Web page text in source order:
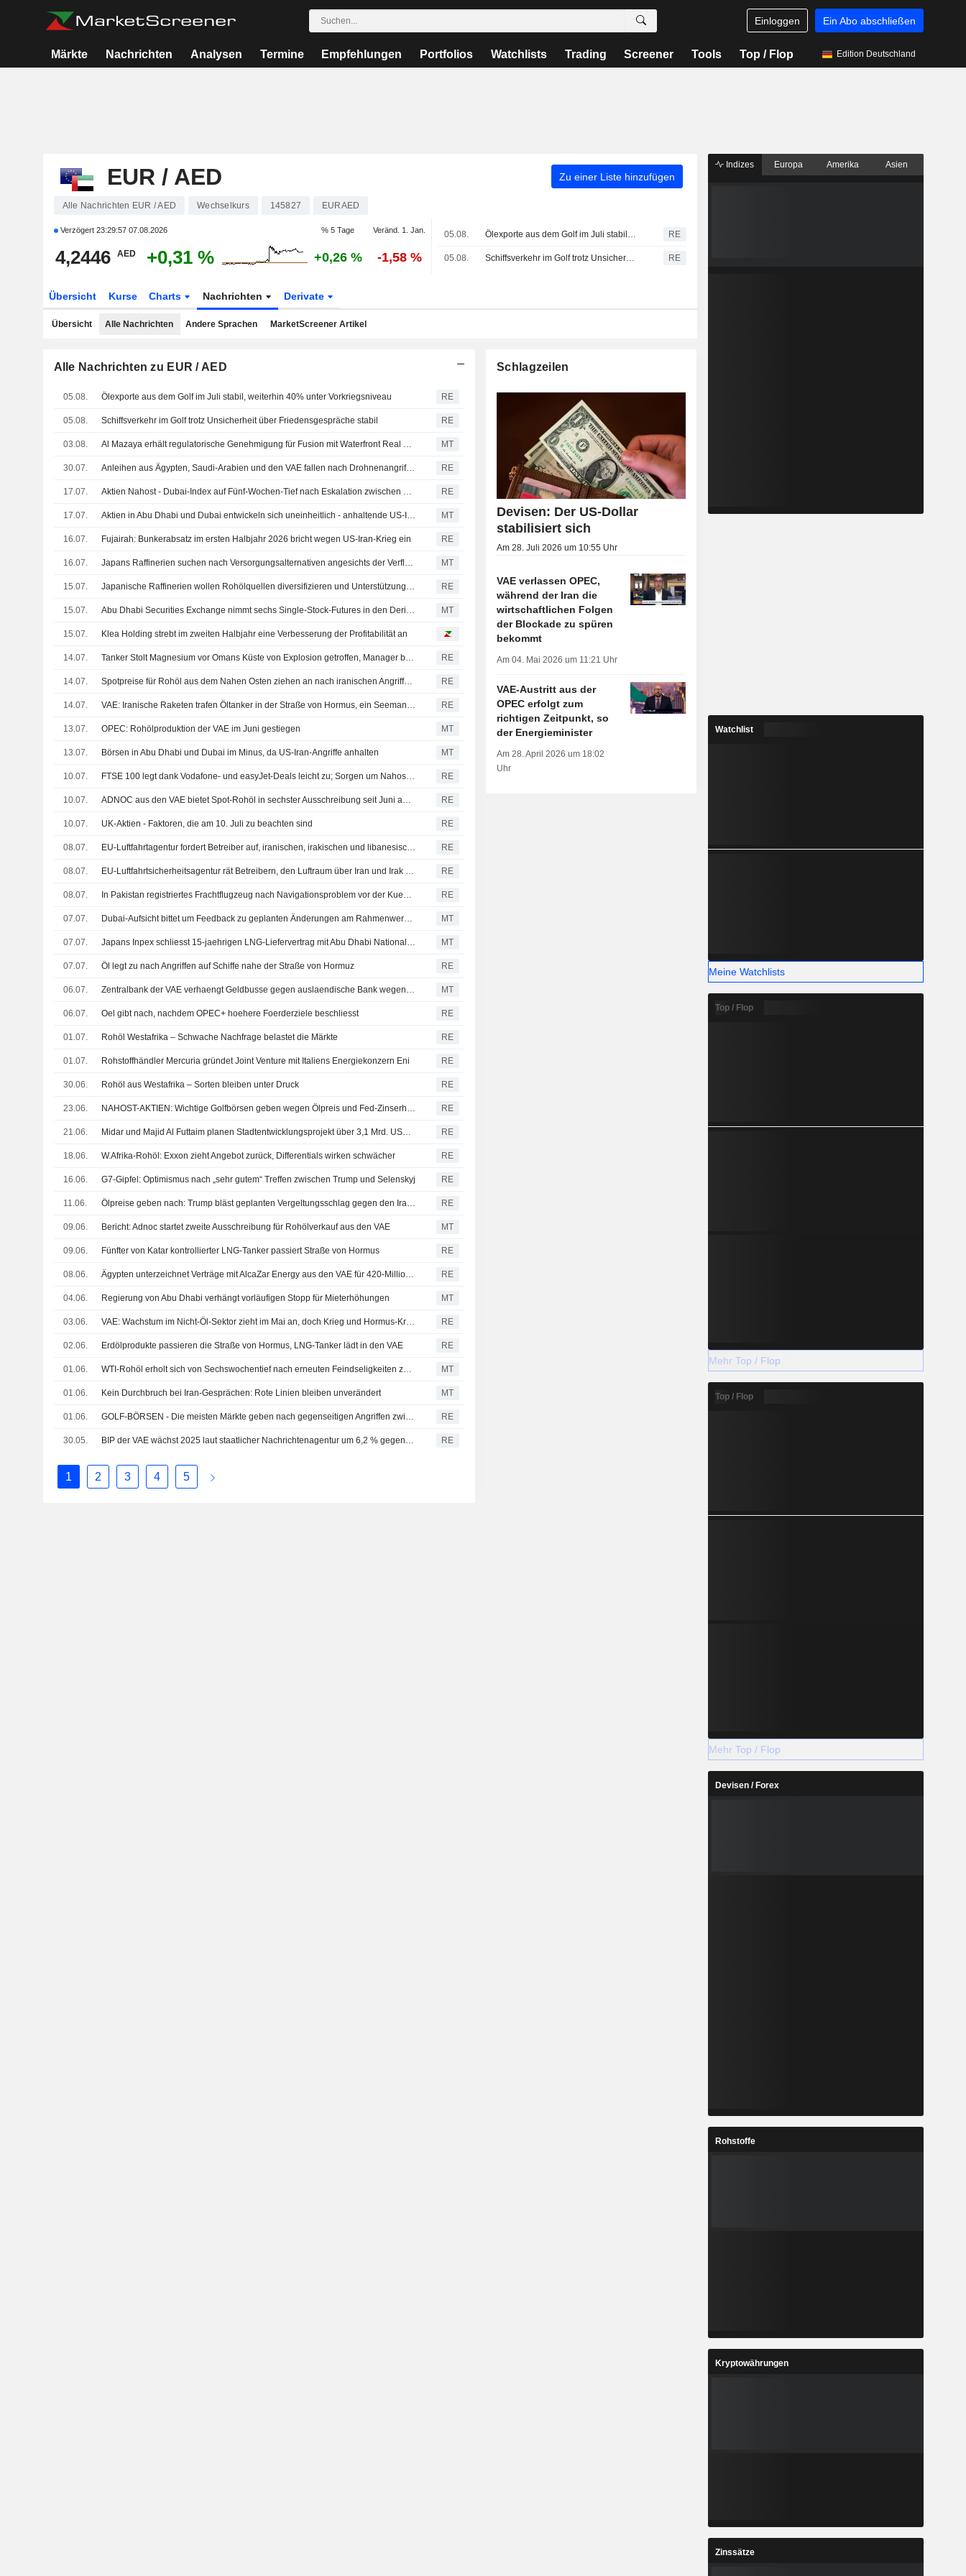
Einloggen Ein Abo abschließen
Märkte Nachrichten Analysen Termine Empfehlungen Portfolios Watchlists Trading Screener Tools Top / Flop Edition Deutschland
EUR / AED Zu einer Liste hinzufügen
Alle Nachrichten EUR / AED Wechselkurs 145827 EURAED
Verzögert 23:29:57 07.08.2026 % 5 Tage Veränd. 1. Jan.
4,2446 AED +0,31 % +0,26 % -1,58 %
05.08. Ölexporte aus dem Golf im Juli stabil, weiterhin 40% unter Vorkriegsniveau RE
05.08. Schiffsverkehr im Golf trotz Unsicherheit über Friedensgespräche stabil RE
Übersicht Kurse Charts Nachrichten Derivate
Übersicht Alle Nachrichten Andere Sprachen MarketScreener Artikel
Alle Nachrichten zu EUR / AED
05.08. Ölexporte aus dem Golf im Juli stabil, weiterhin 40% unter Vorkriegsniveau RE
05.08. Schiffsverkehr im Golf trotz Unsicherheit über Friedensgespräche stabil RE
03.08. Al Mazaya erhält regulatorische Genehmigung für Fusion mit Waterfront Real Estate MT
30.07. Anleihen aus Ägypten, Saudi-Arabien und den VAE fallen nach Drohnenangriff auf Gastanker im ägyptischen Hafen Damietta RE
17.07. Aktien Nahost - Dubai-Index auf Fünf-Wochen-Tief nach Eskalation zwischen USA und Iran RE
17.07. Aktien in Abu Dhabi und Dubai entwickeln sich uneinheitlich - anhaltende US-Iran-Angriffe verunsichern Anleger MT
16.07. Fujairah: Bunkerabsatz im ersten Halbjahr 2026 bricht wegen US-Iran-Krieg ein RE
16.07. Japans Raffinerien suchen nach Versorgungsalternativen angesichts der Verflechtungen im Nahen Osten MT
15.07. Japanische Raffinerien wollen Rohölquellen diversifizieren und Unterstützung für Hormus-Umgehungsrouten prüfen RE
15.07. Abu Dhabi Securities Exchange nimmt sechs Single-Stock-Futures in den Derivatemarkt auf MT
15.07. Klea Holding strebt im zweiten Halbjahr eine Verbesserung der Profitabilität an
14.07. Tanker Stolt Magnesium vor Omans Küste von Explosion getroffen, Manager berichtet RE
14.07. Spotpreise für Rohöl aus dem Nahen Osten ziehen an nach iranischen Angriffen auf Tanker aus den VAE RE
14.07. VAE: Iranische Raketen trafen Öltanker in der Straße von Hormus, ein Seemann getötet RE
13.07. OPEC: Rohölproduktion der VAE im Juni gestiegen MT
13.07. Börsen in Abu Dhabi und Dubai im Minus, da US-Iran-Angriffe anhalten MT
10.07. FTSE 100 legt dank Vodafone- und easyJet-Deals leicht zu; Sorgen um Nahost bleiben RE
10.07. ADNOC aus den VAE bietet Spot-Rohöl in sechster Ausschreibung seit Juni an, wie Quellen berichten RE
10.07. UK-Aktien - Faktoren, die am 10. Juli zu beachten sind RE
08.07. EU-Luftfahrtagentur fordert Betreiber auf, iranischen, irakischen und libanesischen Luftraum bis zum 31. August zu meiden RE
08.07. EU-Luftfahrtsicherheitsagentur rät Betreibern, den Luftraum über Iran und Irak bis 31. August zu meiden RE
08.07. In Pakistan registriertes Frachtflugzeug nach Navigationsproblem vor der Kueste von Karatschi vermisst RE
07.07. Dubai-Aufsicht bittet um Feedback zu geplanten Änderungen am Rahmenwerk für Investmentfonds MT
07.07. Japans Inpex schliesst 15-jaehrigen LNG-Liefervertrag mit Abu Dhabi National Oil Co. MT
07.07. Öl legt zu nach Angriffen auf Schiffe nahe der Straße von Hormuz RE
06.07. Zentralbank der VAE verhaengt Geldbusse gegen auslaendische Bank wegen Verstoßes gegen Vorschriften MT
06.07. Oel gibt nach, nachdem OPEC+ hoehere Foerderziele beschliesst RE
01.07. Rohöl Westafrika – Schwache Nachfrage belastet die Märkte RE
01.07. Rohstoffhändler Mercuria gründet Joint Venture mit Italiens Energiekonzern Eni RE
30.06. Rohöl aus Westafrika – Sorten bleiben unter Druck RE
23.06. NAHOST-AKTIEN: Wichtige Golfbörsen geben wegen Ölpreis und Fed-Zinserhöhungserwartungen nach RE
21.06. Midar und Majid Al Futtaim planen Stadtentwicklungsprojekt über 3,1 Mrd. USD in Kairo RE
18.06. W.Afrika-Rohöl: Exxon zieht Angebot zurück, Differentials wirken schwächer RE
16.06. G7-Gipfel: Optimismus nach „sehr gutem“ Treffen zwischen Trump und Selenskyj RE
11.06. Ölpreise geben nach: Trump bläst geplanten Vergeltungsschlag gegen den Iran ab RE
09.06. Bericht: Adnoc startet zweite Ausschreibung für Rohölverkauf aus den VAE MT
09.06. Fünfter von Katar kontrollierter LNG-Tanker passiert Straße von Hormus RE
08.06. Ägypten unterzeichnet Verträge mit AlcaZar Energy aus den VAE für 420-Millionen-Dollar-Windkraftprojekt am Roten Meer RE
04.06. Regierung von Abu Dhabi verhängt vorläufigen Stopp für Mieterhöhungen MT
03.06. VAE: Wachstum im Nicht-Öl-Sektor zieht im Mai an, doch Krieg und Hormus-Krise belasten laut PMI RE
02.06. Erdölprodukte passieren die Straße von Hormus, LNG-Tanker lädt in den VAE RE
01.06. WTI-Rohöl erholt sich von Sechswochentief nach erneuten Feindseligkeiten zwischen den USA und dem Iran MT
01.06. Kein Durchbruch bei Iran-Gesprächen: Rote Linien bleiben unverändert MT
01.06. GOLF-BÖRSEN - Die meisten Märkte geben nach gegenseitigen Angriffen zwischen den USA und dem Iran nach RE
30.05. BIP der VAE wächst 2025 laut staatlicher Nachrichtenagentur um 6,2 % gegenüber dem Vorjahr RE
1 2 3 4 5
Schlagzeilen
Devisen: Der US-Dollar
stabilisiert sich
Am 28. Juli 2026 um 10:55 Uhr
VAE verlassen OPEC,
während der Iran die
wirtschaftlichen Folgen
der Blockade zu spüren
bekommt
Am 04. Mai 2026 um 11:21 Uhr
VAE-Austritt aus der
OPEC erfolgt zum
richtigen Zeitpunkt, so
der Energieminister
Am 28. April 2026 um 18:02
Uhr
Indizes Europa Amerika Asien
Watchlist
Meine Watchlists
Top / Flop
Mehr Top / Flop
Top / Flop
Mehr Top / Flop
Devisen / Forex
Rohstoffe
Kryptowährungen
Zinssätze